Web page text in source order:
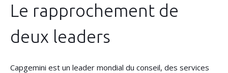
Le rapprochement de
deux leaders
Capgemini est un leader mondial du conseil, des services